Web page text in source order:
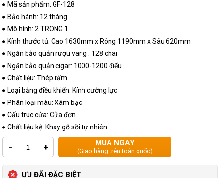
Mã sản phẩm: GF-128
Bảo hành: 12 tháng
Mô hình: 2 TRONG 1
Kính thước tủ: Cao 1630mm x Rông 1190mm x Sâu 620mm
Ngăn bảo quản rượu vang : 128 chai
Ngăn bảo quản cigar: 1000-1200 điếu
Chất liệu: Thép tấm
Loại bảng điều khiển: Kính cường lực
Phân loại màu: Xám bạc
Cấu trúc cửa: Cửa đơn
Chất liệu kệ: Khay gỗ sồi tự nhiên
- + MUA NGAY
(Giao hàng trên toàn quốc)
ƯU ĐÃI ĐẶC BIỆT